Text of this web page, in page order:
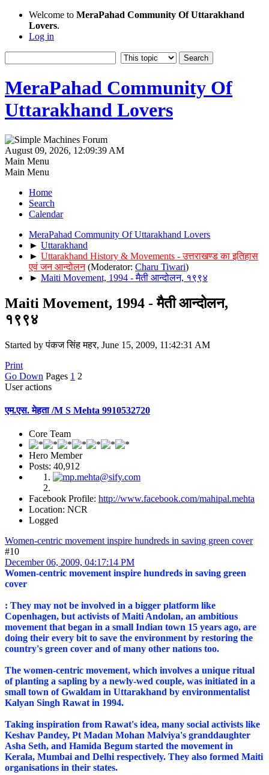
Welcome to MeraPahad Community Of Uttarakhand
Lovers.
Log in
MeraPahad Community Of
Uttarakhand Lovers
August 09, 2026, 12:09:39 AM
Main Menu
Main Menu
Home
Search
Calendar
MeraPahad Community Of Uttarakhand Lovers
► Uttarakhand
► Uttarakhand History & Movements - उत्तराखण्ड का इतिहास
एवं जन आन्दोलन (Moderator: Charu Tiwari)
► Maiti Movement, 1994 - मैती आन्दोलन, १९९४
Maiti Movement, 1994 - मैती आन्दोलन,
१९९४
Started by पंकज सिंह महर, June 15, 2009, 11:42:31 AM
Print
Go Down Pages 1 2
User actions
एम.एस. मेहता /M S Mehta 9910532720
Core Team
Hero Member
Posts: 40,912
Facebook Profile: http://www.facebook.com/mahipal.mehta
Location: NCR
Logged
Women-centric movement inspire hundreds in saving green cover
#10
December 06, 2009, 04:17:14 PM
Women-centric movement inspire hundreds in saving green
cover
: They may not be involved in a bigger platform like
Copenhagen, but activists of Maiti Andolan, an ambitious
movement that began in a small Indian town 15 years ago, are
doing their every bit to save the environment by restoring the
country's green cover and of many other nations too.
The women-centric movement, which involves a unique ritual
of planting a sapling by a newly-wed couple, was initiated in a
small town of Gwaldam in Uttarakhand by environmentalist
Kalyan Singh Rawat in 1994.
Taking inspiration from Rawat's idea, many social activists like
Keshav Pandey, Pt Madan Mohan Malviya's granddaughter
Asha Seth, and Hamida Begum started the movement in
Kerala, Mumbai and Delhi respectively. They also formed Maiti
organisations in their states.